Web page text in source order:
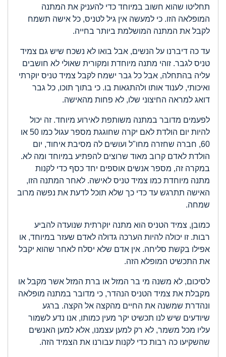
תחליטו שהוא חשוב במיוחד כדי להעניק את המתנה
המופלאה הזו. כי למעשה אין גיל לטניס, כל אישה תשמח
לקבל את המתנה המושלמת ביותר בחייה.
עד כה דיברנו על הנשים, אבל בואו לא נשכח שיש גם צמיד
טניס לגבר. זוהי מתנה מיוחדת ומקורית שאולי לא חושבים
עליה בהתחלה, אבל כל גבר ישמח לקבל צמיד טניס יוקרתי
ואיכותי, לענוד אותו ולהתגאות בו. כי בתוך תוכו, כל גבר
דואג למראה החיצוני שלו, לא פחות מהאישה.
לפעמים מדובר במתנה משותפת לאירוע מיוחד. זה יכול
להיות יום הולדת לאם יקרה שחוגגת מספר עגול כמו 50 או
60, חברה שחזרה מחו"ל ועושים לה מסיבת איחוד, יום
הולדת לאדם קרוב מאוד שרוצים להפתיע במיוחד ומה לא.
במקרה זה, מספר אנשים אוספים יחד כסף כדי לקנות
מתנה מיוחדת כמו צמיד טניס לאישה. לאחר המתנה הזו,
האישה תתרגש עד כדי כך שלא תוכל לדעת את נפשה מרוב
שמחה.
כמובן, צמיד הטניס הוא מתנה יוקרתית שנועדה להביע
רבות. זו יכולה להיות הערכה גדולה לאדם שעזר במיוחד, או
אפילו בקשת סליחה. אין אדם שלא יסלח לאחר שהוא יקבל
את התכשיט המופלא הזה.
לסיכום, לא משנה מי בר המזל או ברת המזל אשר מקבל או
מקבלת את צמיד הטניס הנהדר, כי מדובר במתנה מופלאה
ונהדרת שמשנה את החיים מהקצה אל הקצה. ברגע
שיודעים שיש לנו תכשיט יקר מעין כמותו, אנו נדע לשמור
עליו מכל משמר, לא רק למען עצמנו, אלא למען האנשים
שהשקיעו כה רבות כדי לקנות עבורנו את הצמיד הזה.